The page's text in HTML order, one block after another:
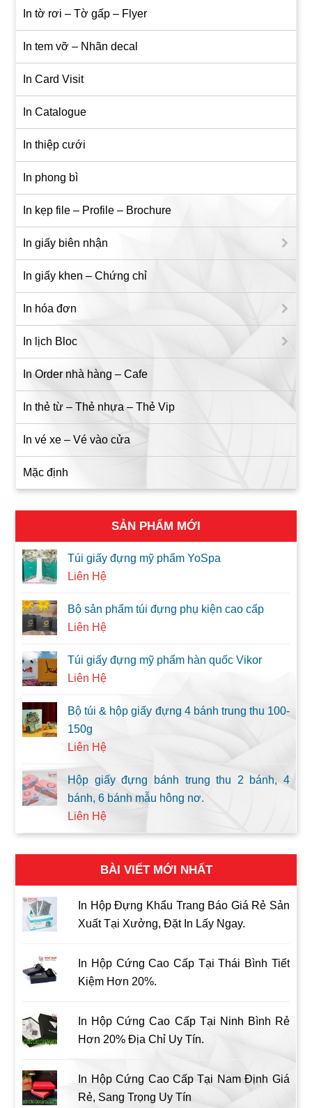
In tờ rơi – Tờ gấp – Flyer
In tem vỡ – Nhãn decal
In Card Visit
In Catalogue
In thiệp cưới
In phong bì
In kẹp file – Profile – Brochure
In giấy biên nhận
In giấy khen – Chứng chỉ
In hóa đơn
In lịch Bloc
In Order nhà hàng – Cafe
In thẻ từ – Thẻ nhựa – Thẻ Vip
In vé xe – Vé vào cửa
Mặc định
SẢN PHẨM MỚI
Túi giấy đựng mỹ phẩm YoSpa
Liên Hệ
Bộ sản phẩm túi đựng phụ kiện cao cấp
Liên Hệ
Túi giấy đựng mỹ phẩm hàn quốc Vikor
Liên Hệ
Bộ túi & hộp giấy đựng 4 bánh trung thu 100-
150g
Liên Hệ
Hộp giấy đựng bánh trung thu 2 bánh, 4
bánh, 6 bánh mẫu hông nơ.
Liên Hệ
BÀI VIẾT MỚI NHẤT
In Hộp Đựng Khẩu Trang Báo Giá Rẻ Sản
Xuất Tại Xưởng, Đặt In Lấy Ngay.
In Hộp Cứng Cao Cấp Tại Thái Bình Tiết
Kiệm Hơn 20%.
In Hộp Cứng Cao Cấp Tại Ninh Bình Rẻ
Hơn 20% Địa Chỉ Uy Tín.
In Hộp Cứng Cao Cấp Tại Nam Định Giá
Rẻ, Sang Trọng Uy Tín